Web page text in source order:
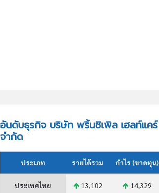
อันดับธุรกิจ บริษัท พริ้นซิเพิล เฮลท์แค
จำกัด
ประเภท รายได้รวม กำไร (ขาดทุน)
ประเทศไทย 13,102 14,329